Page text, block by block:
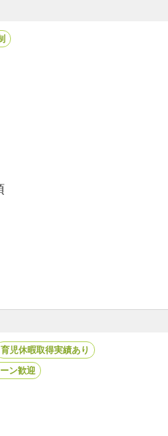
育児休暇取得実績あり
ン歓迎